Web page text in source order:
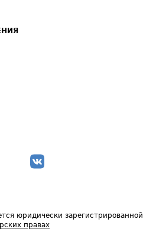
юридически зарегистрированной
правах